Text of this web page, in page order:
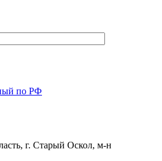
по РФ
г. Старый Оскол, м-н